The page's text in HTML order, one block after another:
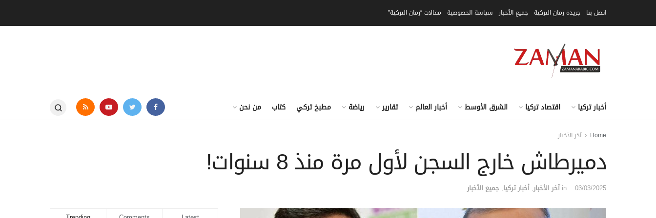
اتصل بنا جريدة زمان التركية جميع الأخبار سياسة الخصوصية مقالات “زمان التركية”
أخبار تركيا اقتصاد تركيا الشرق الأوسط أخبار العالم تقارير رياضة مطبخ تركي كتاب من نحن
Home آخر الأخبار
دميرطاش خارج السجن لأول مرة منذ 8 سنوات!
03/03/2025
in آخر الأخبار, أخبار تركيا, جميع الأخبار